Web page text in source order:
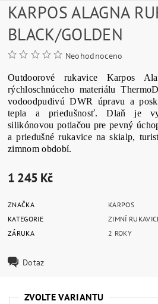
KARPOS ALAGNA
BLACK/GOLDEN
Neohodnoceno
Outdoorové rukavice Karpos
rýchloschnúceho materiálu
vodoodpudivú DWR úpravu a
tepla a priedušnosť. Dlaň je
silikónovou potlačou pre pevný
a priedušné rukavice na skialp,
zimnom období.
1 245 Kč
ZNAČKA
KARPOS
KATEGORIE
ZIMNÍ
ZÁRUKA
2 ROKY
Dotaz
ZVOLTE VARIANTU